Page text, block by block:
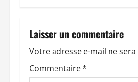
g
a
t
Laisser un commentaire
Votre adresse e-mail ne sera
Commentaire*